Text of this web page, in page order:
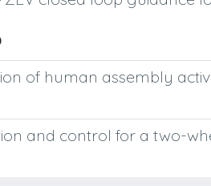
of human assembly
and control for a two-